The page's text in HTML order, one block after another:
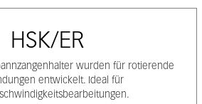
HSK/ER
wurden für rotierende
entwickelt. Ideal für